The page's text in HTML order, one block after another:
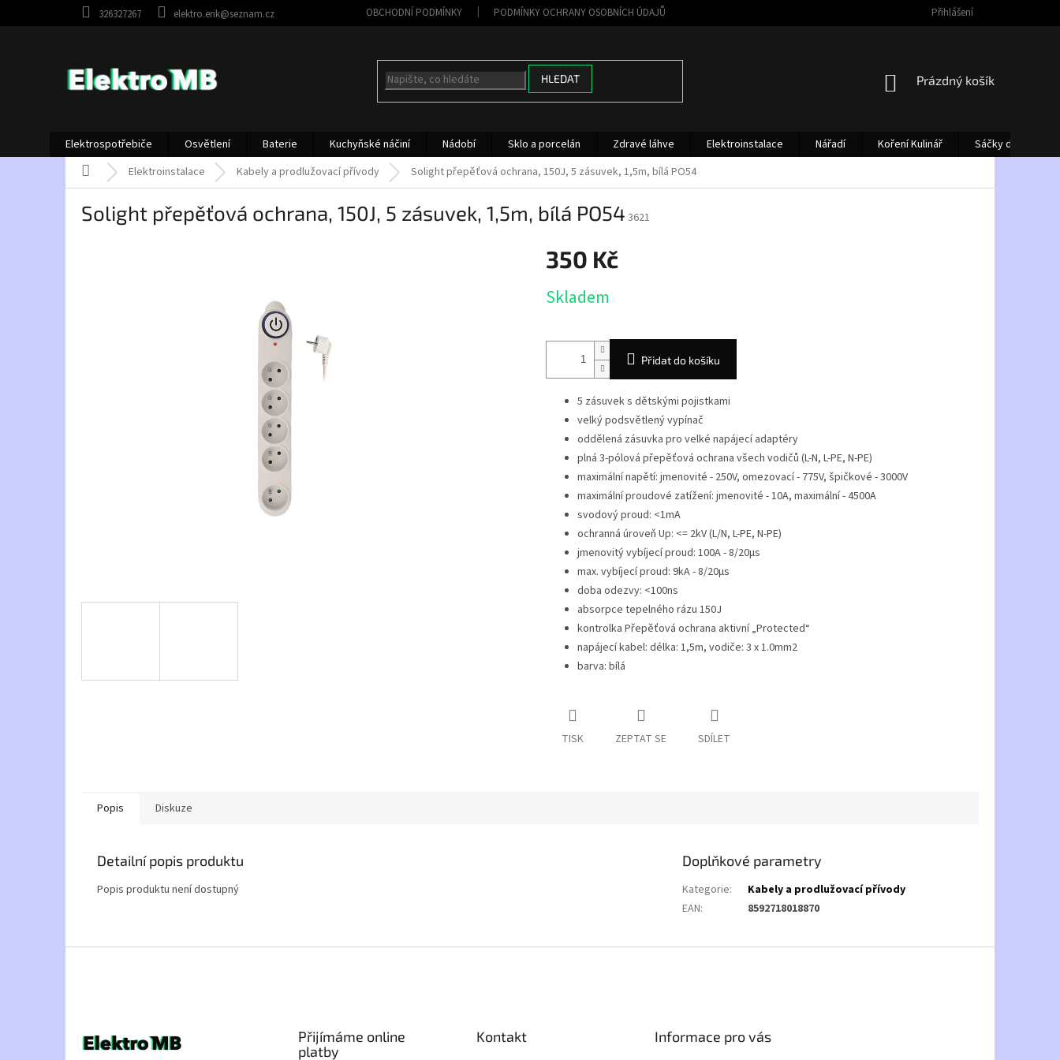
326327267 elektro.erik@seznam.cz OBCHODNÍ PODMÍNKY PODMÍNKY OCHRANY OSOBNÍCH ÚDAJŮ Přihlášení
HLEDAT
NÁKUPNÍ
Prázdný košík
Elektrospotřebiče Osvětlení Baterie Kuchyňské náčiní Nádobí Sklo a porcelán Zdravé láhve Elektroinstalace Nářadí Koření Kulinář
Sáčky do
Domů
Elektroinstalace Kabely a prodlužovací přívody Solight přepěťová ochrana, 150J, 5 zásuvek, 1,5m, bílá PO54
Solight přepěťová ochrana, 150J, 5 zásuvek, 1,5m, bílá PO54 3621
350 Kč
cena:
Skladem
Přidat do košíku
5 zásuvek s dětskými pojistkami
velký podsvětlený vypínač
oddělená zásuvka pro velké napájecí adaptéry
plná 3-pólová přepěťová ochrana všech vodičů (L-N, L-PE, N-PE)
maximální napětí: jmenovité - 250V, omezovací - 775V, špičkové - 3000V
maximální proudové zatížení: jmenovité - 10A, maximální - 4500A
svodový proud: <1mA
ochranná úroveň Up: <= 2kV (L/N, L-PE, N-PE)
jmenovitý vybíjecí proud: 100A - 8/20µs
max. vybíjecí proud: 9kA - 8/20µs
doba odezvy: <100ns
absorpce tepelného rázu 150J
kontrolka Přepěťová ochrana aktivní „Protected“
napájecí kabel: délka: 1,5m, vodiče: 3 x 1.0mm2
barva: bílá
TISK ZEPTAT SE SDÍLET
Popis Diskuze
Detailní popis produktu
Popis produktu není dostupný
Doplňkové parametry
Kategorie:
Kabely a prodlužovací přívody
EAN: 8592718018870
Přijímáme online
platby
Kontakt Informace pro vás